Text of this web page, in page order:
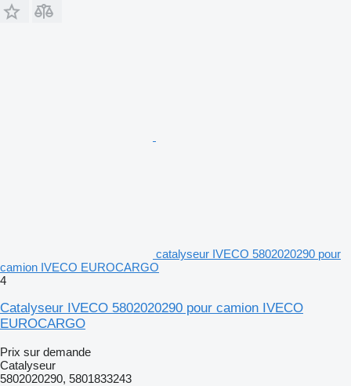
catalyseur IVECO 5802020290 pour
camion IVECO EUROCARGO
4
Catalyseur IVECO 5802020290 pour camion IVECO
EUROCARGO
Prix sur demande
Catalyseur
5802020290, 5801833243